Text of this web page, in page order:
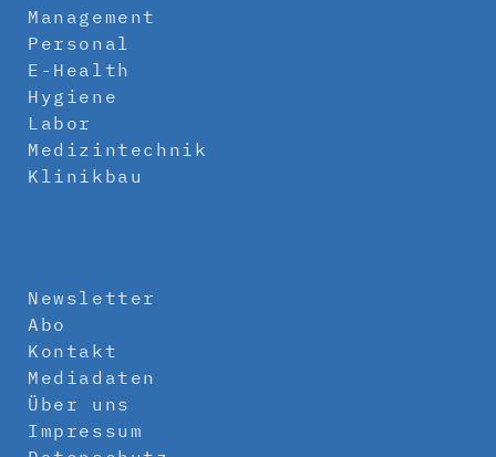
Management
Personal
E-Health
Hygiene
Labor
Medizintechnik
Klinikbau
Newsletter
Abo
Kontakt
Mediadaten
Über uns
Impressum